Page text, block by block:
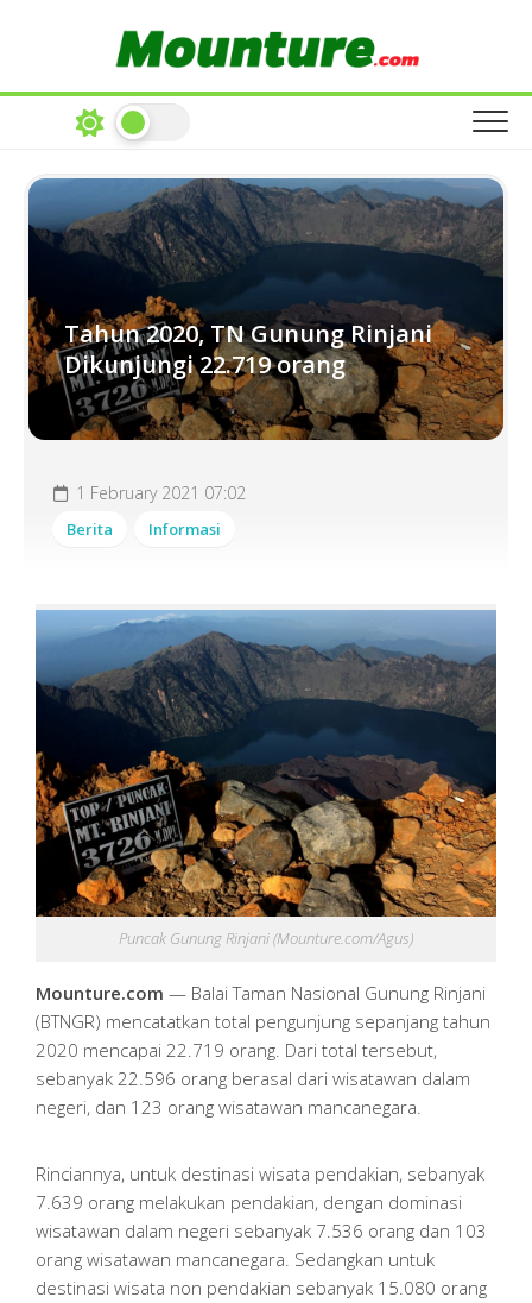
Tahun 2020, TN Gunung Rinjani
Dikunjungi 22.719 orang
1 February 2021 07:02
Berita Informasi
Puncak Gunung Rinjani (Mounture.com/Agus)
Mounture.com — Balai Taman Nasional Gunung Rinjani
(BTNGR) mencatatkan total pengunjung sepanjang tahun
2020 mencapai 22.719 orang. Dari total tersebut,
sebanyak 22.596 orang berasal dari wisatawan dalam
negeri, dan 123 orang wisatawan mancanegara.
Rinciannya, untuk destinasi wisata pendakian, sebanyak
7.639 orang melakukan pendakian, dengan dominasi
wisatawan dalam negeri sebanyak 7.536 orang dan 103
orang wisatawan mancanegara. Sedangkan untuk
destinasi wisata non pendakian sebanyak 15.080 orang